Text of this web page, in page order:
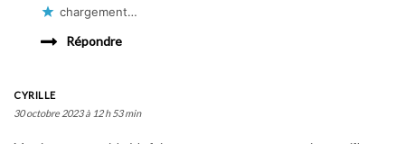
chargement…
Répondre
CYRILLE
30 octobre 2023 à 12 h 53 min